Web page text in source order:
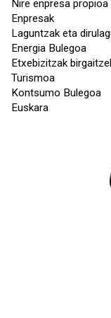
Nire enpresa
Enpresak
Laguntzak eta
Energia Bulegoa
Etxebizitzak
Turismoa
Kontsumo Bulegoa
Euskara